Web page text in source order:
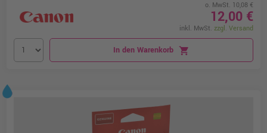
o. MwSt. 10,08 €
12,00 €
inkl. MwSt. zzgl. Versand
In den Warenkorb shopping_cart